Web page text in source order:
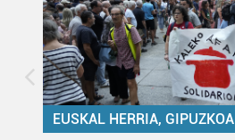
EUSKAL HERRIA, GIPUZKOA